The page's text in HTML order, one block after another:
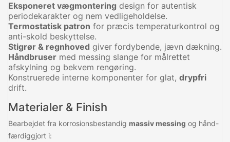
Eksponeret vægmontering design for autentisk
periodekarakter og nem vedligeholdelse.
Termostatisk patron for præcis temperaturkontrol og
anti-skold beskyttelse.
Stigrør & regnhoved giver fordybende, jævn dækning.
Håndbruser med messing slange for målrettet
afskylning og bekvem rengøring.
Konstruerede interne komponenter for glat, drypfri
drift.
Materialer & Finish
Bearbejdet fra korrosionsbestandig massiv messing og hånd-
færdiggjort i: